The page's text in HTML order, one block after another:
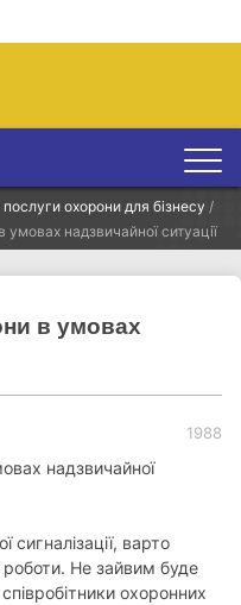
охорони для бізнесу /
умовах надзвичайної ситуації
в умовах
1988
варто
роботи. Не зайвим буде
охоронних